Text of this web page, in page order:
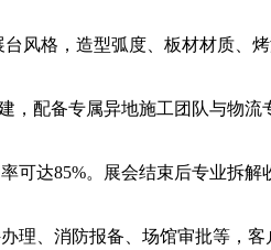
风格，造型弧度、板材材质、
配备专属异地施工团队与物
达85%。展会结束后专业拆
、消防报备、场馆审批等，客